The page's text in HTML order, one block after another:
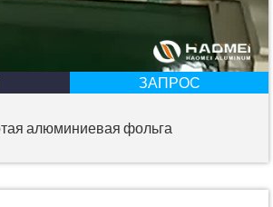
ЗАПРОС
алюминиевая фольга